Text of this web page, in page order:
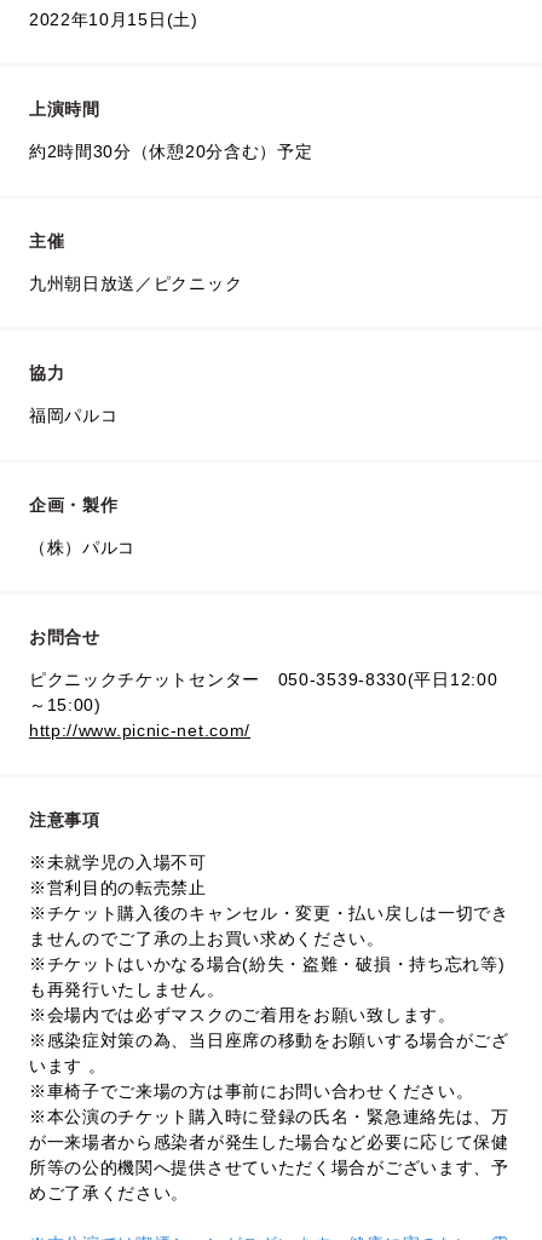
2022年10月15日(土)
上演時間
約2時間30分（休憩20分含む）予定
主催
九州朝日放送／ピクニック
協力
福岡パルコ
企画・製作
（株）パルコ
お問合せ
ピクニックチケットセンター 050-3539-8330(平日12:00
～15:00)
http://www.picnic-net.com/
注意事項
※未就学児の入場不可
※営利目的の転売禁止
※チケット購入後のキャンセル・変更・払い戻しは一切でき
ませんのでご了承の上お買い求めください。
※チケットはいかなる場合(紛失・盗難・破損・持ち忘れ等)
も再発行いたしません。
※会場内では必ずマスクのご着用をお願い致します。
※感染症対策の為、当日座席の移動をお願いする場合がござ
います 。
※車椅子でご来場の方は事前にお問い合わせください。
※本公演のチケット購入時に登録の氏名・緊急連絡先は、万
が一来場者から感染者が発生した場合など必要に応じて保健
所等の公的機関へ提供させていただく場合がございます、予
めご了承ください。